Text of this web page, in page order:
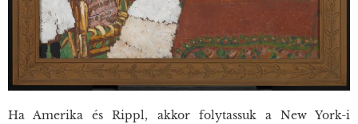
Ha Amerika és Rippl, akkor folytassuk a New York-i